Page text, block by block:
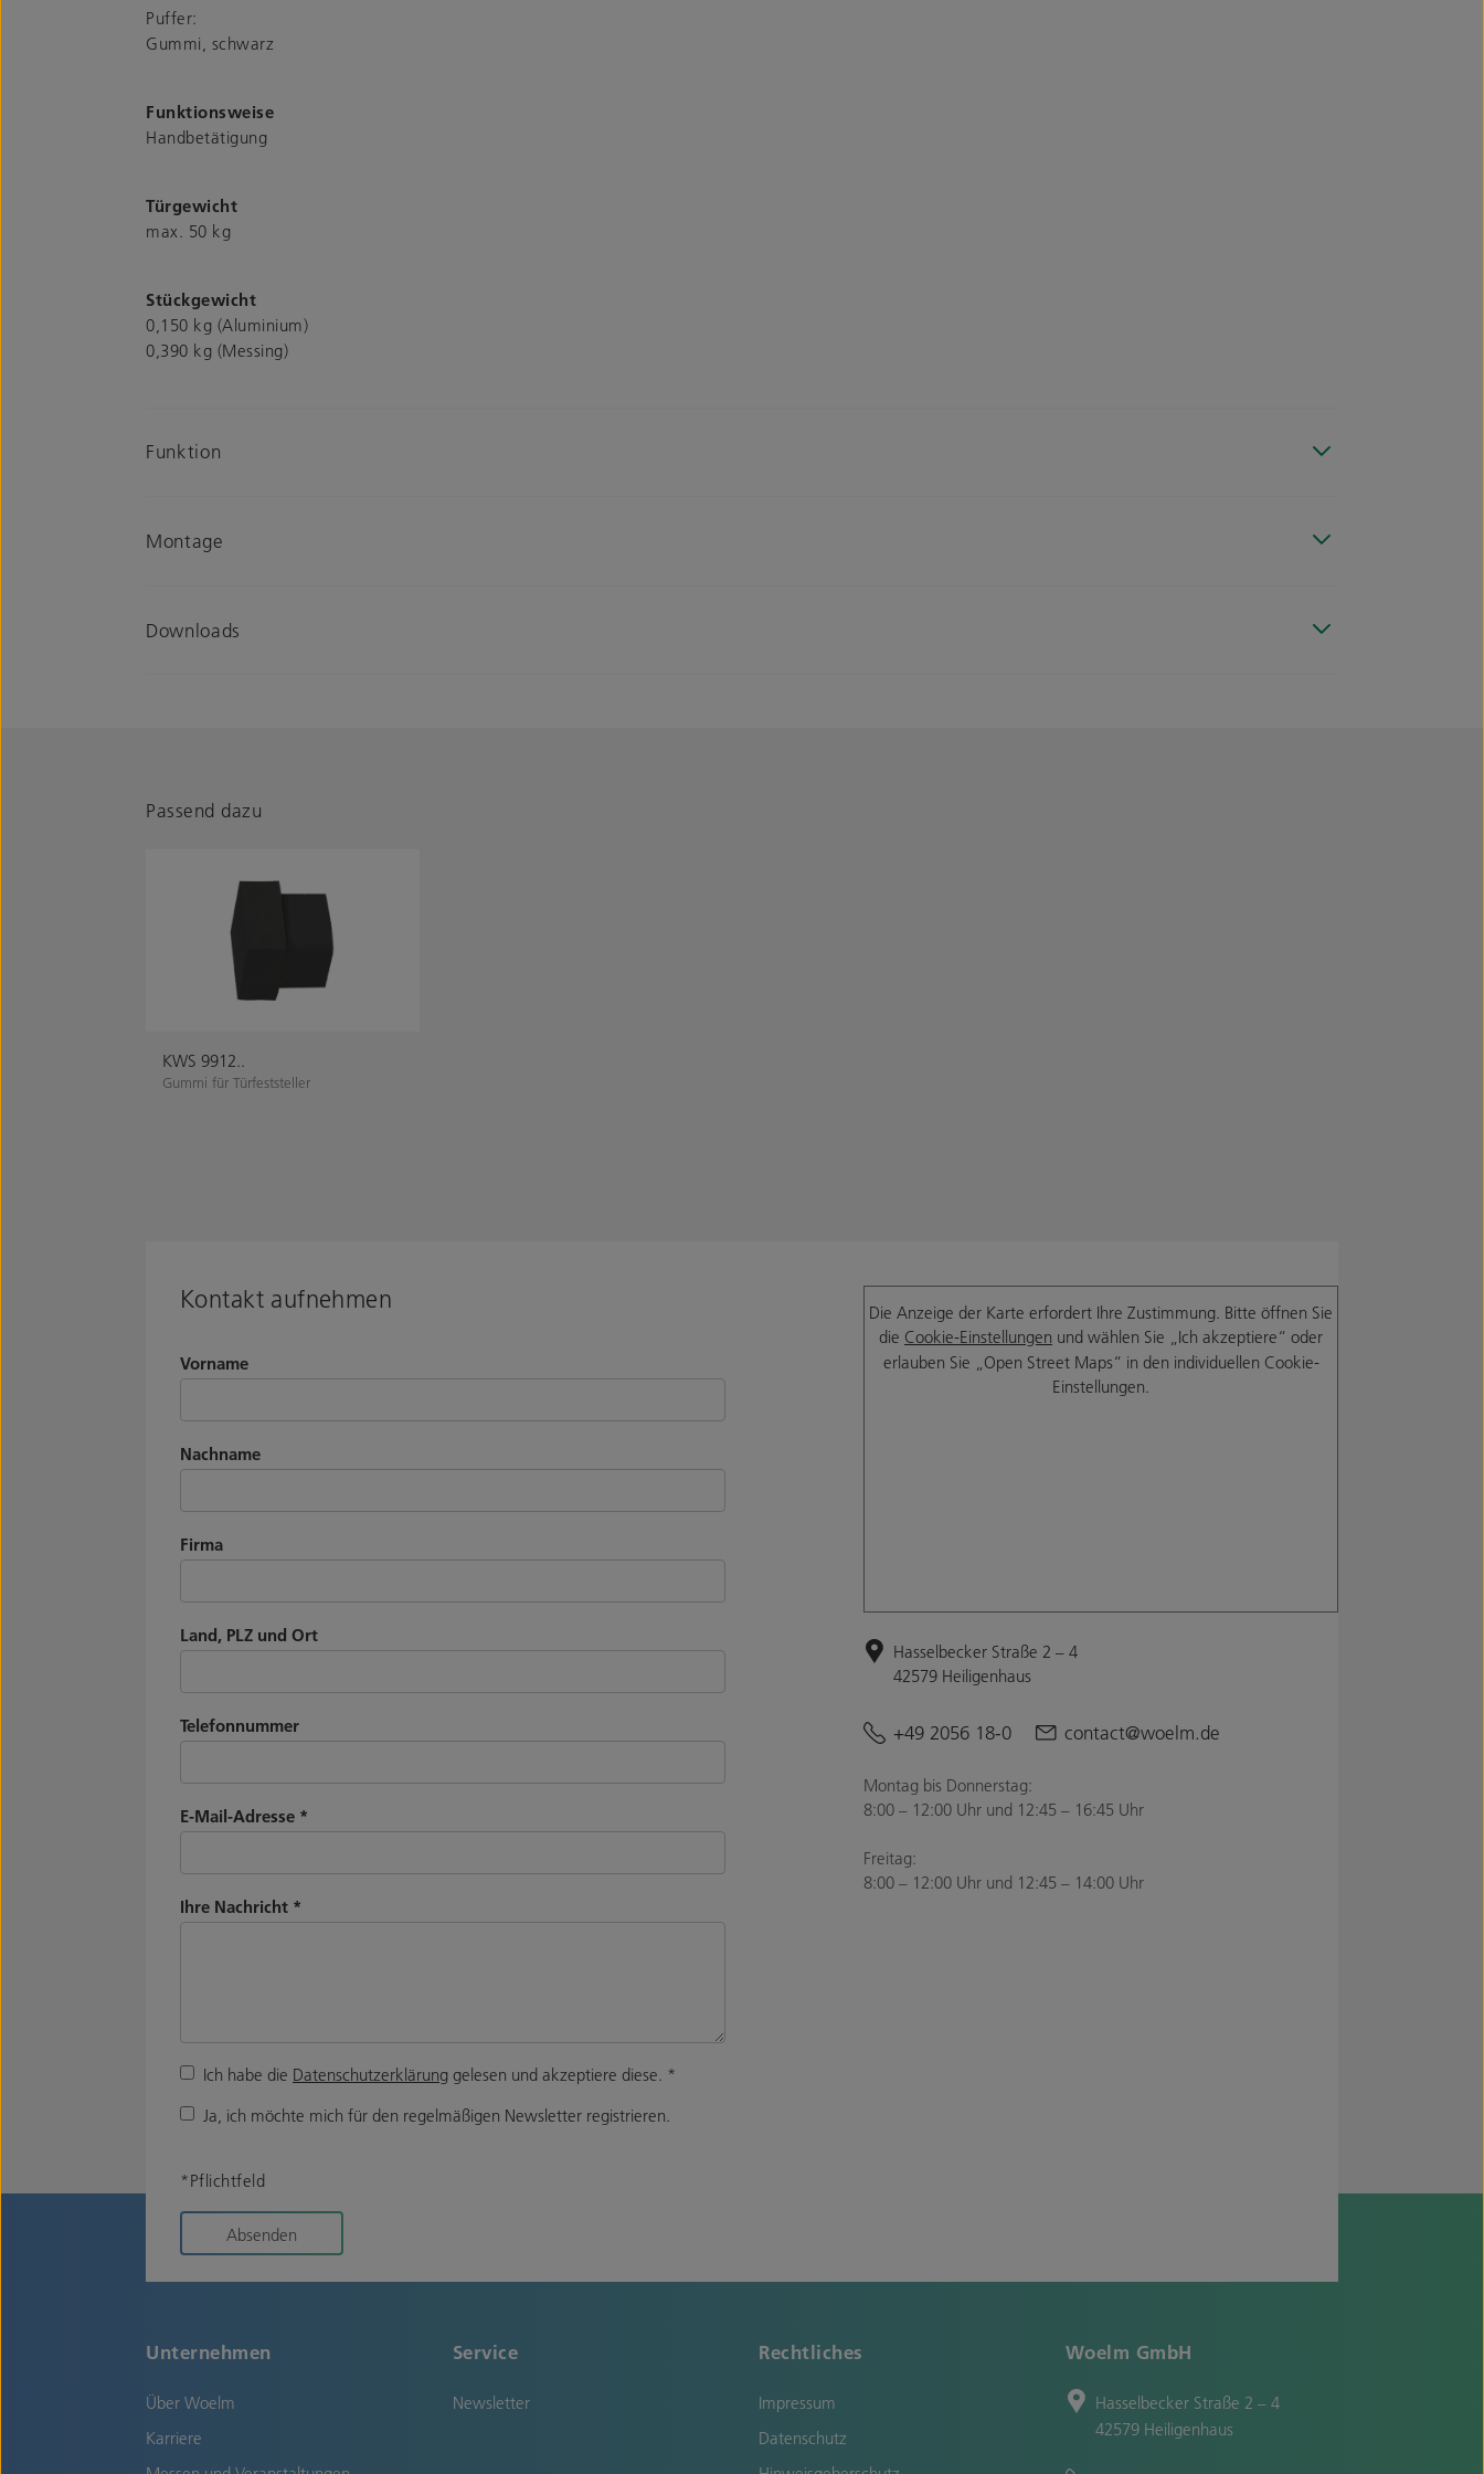
Puffer:
Gummi, schwarz
Funktionsweise
Handbetätigung
Türgewicht
max. 50 kg
Stückgewicht
0,150 kg (Aluminium)
0,390 kg (Messing)
Funktion
Montage
Downloads
Passend dazu
KWS 9912..
Gummi für Türfeststeller
Kontakt aufnehmen
Vorname
Nachname
Firma
Land, PLZ und Ort
Telefonnummer
E-Mail-Adresse *
Ihre Nachricht *
Ich habe die Datenschutzerklärung gelesen und akzeptiere diese. *
Ja, ich möchte mich für den regelmäßigen Newsletter registrieren.
*Pflichtfeld
Absenden
Die Anzeige der Karte erfordert Ihre Zustimmung. Bitte öffnen Sie
die Cookie-Einstellungen und wählen Sie „Ich akzeptiere“ oder
erlauben Sie „Open Street Maps“ in den individuellen Cookie-
Einstellungen.
Hasselbecker Straße 2 – 4
42579 Heiligenhaus
+49 2056 18-0 contact@woelm.de
Montag bis Donnerstag:
8:00 – 12:00 Uhr und 12:45 – 16:45 Uhr
Freitag:
8:00 – 12:00 Uhr und 12:45 – 14:00 Uhr
Unternehmen
Über Woelm
Karriere
Service
Newsletter
Rechtliches
Impressum
Datenschutz
Woelm GmbH
Hasselbecker Straße 2 – 4
42579 Heiligenhaus